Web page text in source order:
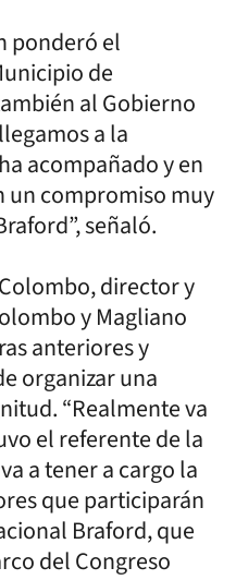
ponderó el
de
al Gobierno
a la
acompañado y en
un compromiso muy
señaló.
director y
y Magliano
anteriores y
organizar una
“Realmente va
el referente de la
a tener a cargo la
que participarán
Braford, que
del Congreso